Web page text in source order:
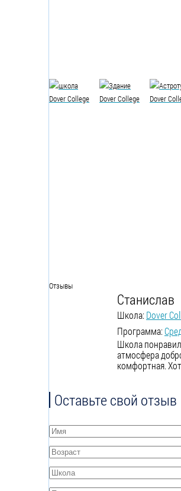
Отзывы
Станислав
Школа:Dover
Программа:
Школа
атмосфера
комфортная.
Оставьте свой отзыв
Имя*
Возраст*
Школа*